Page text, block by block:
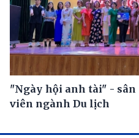
"Ngày hội anh tài" -
viên ngành Du lịch